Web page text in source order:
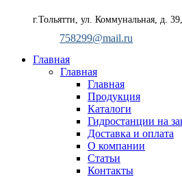
г.Тольятти, ул. Коммунальная, д.
758299@mail.ru
Главная
Главная
Главная
Продукция
Каталоги
Гидростанции на
Доставка и оплата
О компании
Статьи
Контакты